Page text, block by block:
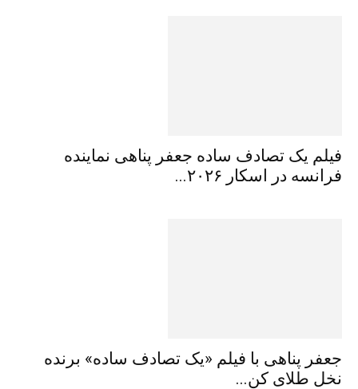
فیلم یک تصادف ساده جعفر پناهی نماینده
فرانسه در اسکار ۲۰۲۶...
جعفر پناهی با فیلم «یک تصادف ساده» برنده
نخل طلای کن...